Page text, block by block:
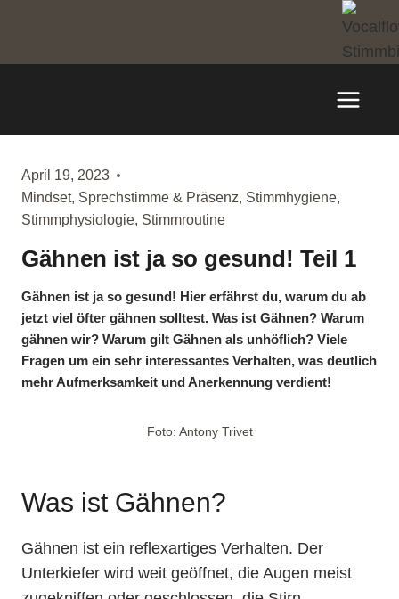
springen
April 19, 2023
Mindset, Sprechstimme & Präsenz, Stimmhygiene,
Stimmphysiologie, Stimmroutine
Gähnen ist ja so gesund! Teil 1
Gähnen ist ja so gesund! Hier erfährst du, warum du ab
jetzt viel öfter gähnen solltest. Was ist Gähnen? Warum
gähnen wir? Warum gilt Gähnen als unhöflich? Viele
Fragen um ein sehr interessantes Verhalten, was deutlich
mehr Aufmerksamkeit und Anerkennung verdient!
Foto: Antony Trivet
Was ist Gähnen?
Gähnen ist ein reflexartiges Verhalten. Der
Unterkiefer wird weit geöffnet, die Augen meist